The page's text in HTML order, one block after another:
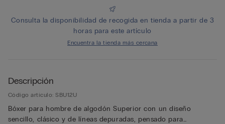
Consulta la disponibilidad de recogida en tienda a partir de 3
horas para este artículo
Encuentra la tienda más cercana
Descripción
Código artículo: SBU12U
Bóxer para hombre de algodón Superior con un diseño
sencillo, clásico y de líneas depuradas, pensado para